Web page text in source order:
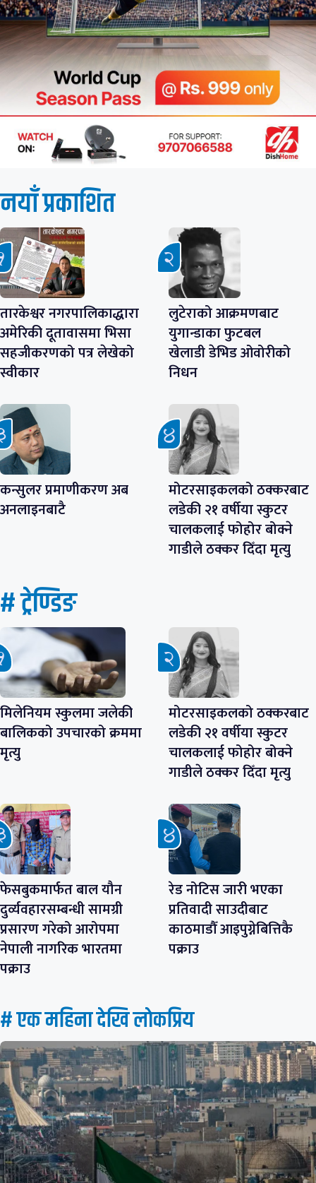
नयाँ प्रकाशित
तारकेश्वर नगरपालिकाद्धारा
अमेरिकी दूतावासमा भिसा
सहजीकरणको पत्र लेखेको
स्वीकार
लुटेराको आक्रमणबाट
युगान्डाका फुटबल
खेलाडी डेभिड ओवोरीको
निधन
कन्सुलर प्रमाणीकरण अब
अनलाइनबाटै
मोटरसाइकलको ठक्करबाट
लडेकी २१ वर्षीया स्कुटर
चालकलाई फोहोर बोक्ने
गाडीले ठक्कर दिँदा मृत्यु
# ट्रेण्डिङ
मिलेनियम स्कुलमा जलेकी
बालिकको उपचारको क्रममा
मृत्यु
मोटरसाइकलको ठक्करबाट
लडेकी २१ वर्षीया स्कुटर
चालकलाई फोहोर बोक्ने
गाडीले ठक्कर दिँदा मृत्यु
फेसबुकमार्फत बाल यौन
दुर्व्यवहारसम्बन्धी सामग्री
प्रसारण गरेको आरोपमा
नेपाली नागरिक भारतमा
पक्राउ
रेड नोटिस जारी भएका
प्रतिवादी साउदीबाट
काठमाडौँ आइपुग्नेबित्तिकै
पक्राउ
# एक महिना देखि लाेकप्रिय